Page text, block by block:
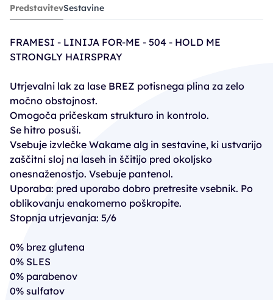
lak FRA 504 - Hold Me Strongly Hairspray
16,70€
PredstavitevSestavine
FRAMESI - LINIJA FOR-ME - 504 - HOLD ME
STRONGLY HAIRSPRAY
Utrjevalni lak za lase BREZ potisnega plina za zelo
močno obstojnost.
Omogoča pričeskam strukturo in kontrolo.
Se hitro posuši.
Vsebuje izvlečke Wakame alg in sestavine, ki ustvarijo
zaščitni sloj na laseh in ščitijo pred okoljsko
onesnaženostjo. Vsebuje pantenol.
Uporaba: pred uporabo dobro pretresite vsebnik. Po
oblikovanju enakomerno poškropite.
Stopnja utrjevanja: 5/6
0% brez glutena
0% SLES
0% parabenov
0% sulfatov